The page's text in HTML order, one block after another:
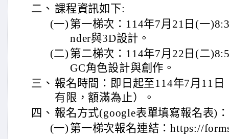
二、 課程資訊如下:
(一) 第一梯次：114年7月21日(一
nder與3D設計。
(二) 第二梯次：114年7月22日(二
GC角色設計與創作。
三、 報名時間：即日起至114年7月11
有限，額滿為止）。
四、 報名方式(google表單填寫報名表)：
(一) 第一梯次報名連結：https://